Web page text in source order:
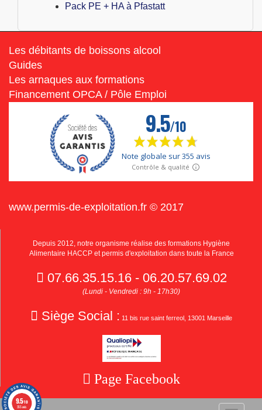
Pack PE + HA à Pfastatt
Les débitants de boissons alcool
Guides
Les arnaques aux formations
Financement OPCA / Pôle Emploi
www.permis-de-exploitation.fr © 2017
Depuis 2012, notre organisme réalise des formations Hygiène
Alimentaire HACCP et permis d'exploitation dans toute la France
07.66.35.15.16 - 06.20.57.69.02
(Lundi - Vendredi : 9h - 17h30)
Siège Social : 11 bis rue saint ferreol, 13001 Marseille
Page Facebook
9.5/10
355 avis